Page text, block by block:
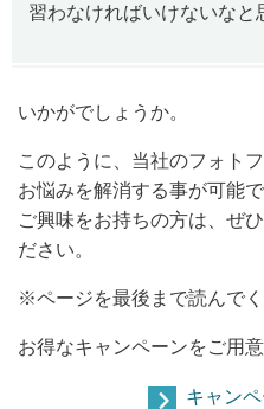
習わなければいけないなと
いかがでしょうか。
このように、当社のフォト
お悩みを解消する事が可能で
ご興味をお持ちの方は、ぜ
ださい。
※ページを最後まで読んで
お得なキャンペーンをご用意
キャン